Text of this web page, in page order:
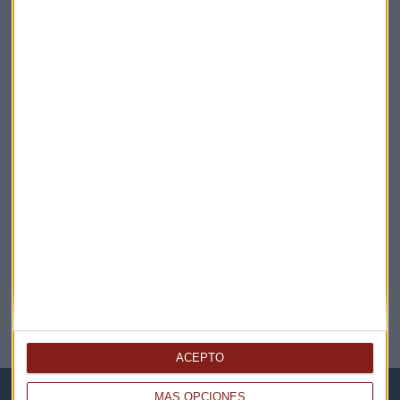
MÁS OPCIONES
ACEPTO
NOTICIAS RELACIONADAS